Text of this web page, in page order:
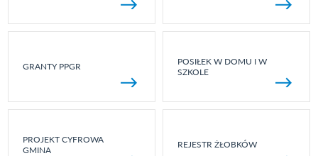
GRANTY PPGR
POSIŁEK W DOMU I W
SZKOLE
PROJEKT CYFROWA
GMINA
REJESTR ŻŁOBKÓW